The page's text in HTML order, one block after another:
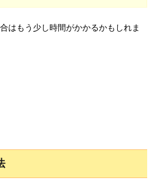
はもう少し時間がかかるかもしれま